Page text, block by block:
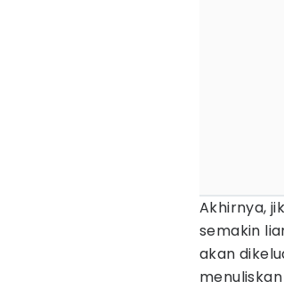
Akhirnya,
semakin
akan